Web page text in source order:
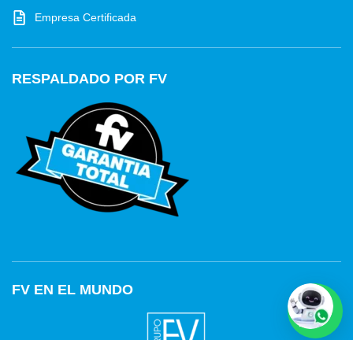
Empresa Certificada
RESPALDADO POR FV
FV EN EL MUNDO